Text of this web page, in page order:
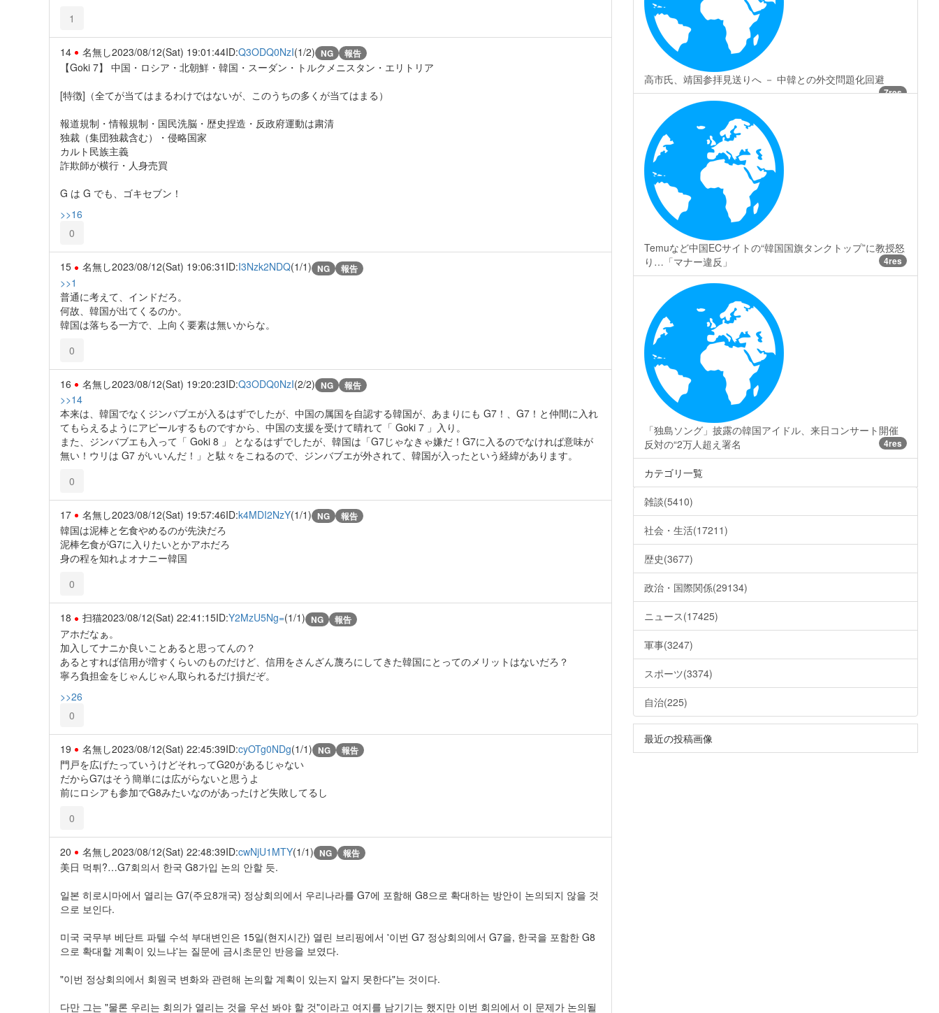
1
14 名無し2023/08/12(Sat) 19:01:44ID:Q3ODQ0NzI(1/2) NG 報告
【Goki 7】 中国・ロシア・北朝鮮・韓国・スーダン・トルクメニスタン・エリトリア
[特徴]（全てが当てはまるわけではないが、このうちの多くが当てはまる）
報道規制・情報規制・国民洗脳・歴史捏造・反政府運動は粛清
独裁（集団独裁含む）・侵略国家
カルト民族主義
詐欺師が横行・人身売買
G は G でも、ゴキセブン！
>>16
0
15 名無し2023/08/12(Sat) 19:06:31 ID:I3Nzk2NDQ(1/1) NG 報告
>>1
普通に考えて、インドだろ。
何故、韓国が出てくるのか。
韓国は落ちる一方で、上向く要素は無いからな。
0
16 名無し2023/08/12(Sat) 19:20:23ID:Q3ODQ0NzI(2/2) NG 報告
>>14
本来は、韓国でなくジンバブエが入るはずでしたが、中国の属国を自認する韓国が、あまりにも G7！、G7！と仲間に入れ
てもらえるようにアピールするものですから、中国の支援を受けて晴れて「 Goki 7 」入り。
また、ジンバブエも入って「 Goki 8 」 となるはずでしたが、韓国は「G7じゃなきゃ嫌だ！G7に入るのでなければ意味が
無い！ウリは G7 がいいんだ！」と駄々をこねるので、ジンバブエが外されて、韓国が入ったという経緯があります。
0
17 名無し2023/08/12(Sat) 19:57:46ID:k4MDI2NzY(1/1) NG 報告
韓国は泥棒と乞食やめるのが先決だろ
泥棒乞食がG7に入りたいとかアホだろ
身の程を知れよオナニー韓国
0
18 扫猫2023/08/12(Sat) 22:41:15ID:Y2MzU5Ng=(1/1) NG 報告
アホだなぁ。
加入してナニか良いことあると思ってんの？
あるとすれば信用が増すくらいのものだけど、信用をさんざん蔑ろにしてきた韓国にとってのメリットはないだろ？
寧ろ負担金をじゃんじゃん取られるだけ損だぞ。
>>26
0
19 名無し2023/08/12(Sat) 22:45:39ID:cyOTg0NDg(1/1) NG 報告
門戸を広げたっていうけどそれってG20があるじゃない
だからG7はそう簡単には広がらないと思うよ
前にロシアも参加でG8みたいなのがあったけど失敗してるし
0
20 名無し2023/08/12(Sat) 22:48:39ID:cwNjU1MTY(1/1) NG 報告
美日 먹튀?…G7회의서 한국 G8가입 논의 안할 듯.
일본 히로시마에서 열리는 G7(주요8개국) 정상회의에서 우리나라를 G7에 포함해 G8으로 확대하는 방안이 논의되지 않을 것
으로 보인다.
미국 국무부 베단트 파텔 수석 부대변인은 15일(현지시간) 열린 브리핑에서 '이번 G7 정상회의에서 G7을, 한국을 포함한 G8
으로 확대할 계획이 있느냐'는 질문에 금시초문인 반응을 보였다.
"이번 정상회의에서 회원국 변화와 관련해 논의할 계획이 있는지 알지 못한다"는 것이다.
다만 그는 "물론 우리는 회의가 열리는 것을 우선 봐야 할 것"이라고 여지를 남기기는 했지만 이번 회의에서 이 문제가 논의될
高市氏、靖国参拝見送りへ － 中韓との外交問題化回避
7res
Temuなど中国ECサイトの“韓国国旗タンクトップ”に教授怒
り…「マナー違反」
4res
「独島ソング」披露の韓国アイドル、来日コンサート開催
反対の“2万人超え署名
4res
カテゴリ一覧
雑談(5410)
社会・生活(17211)
歴史(3677)
政治・国際関係(29134)
ニュース(17425)
軍事(3247)
スポーツ(3374)
自治(225)
最近の投稿画像